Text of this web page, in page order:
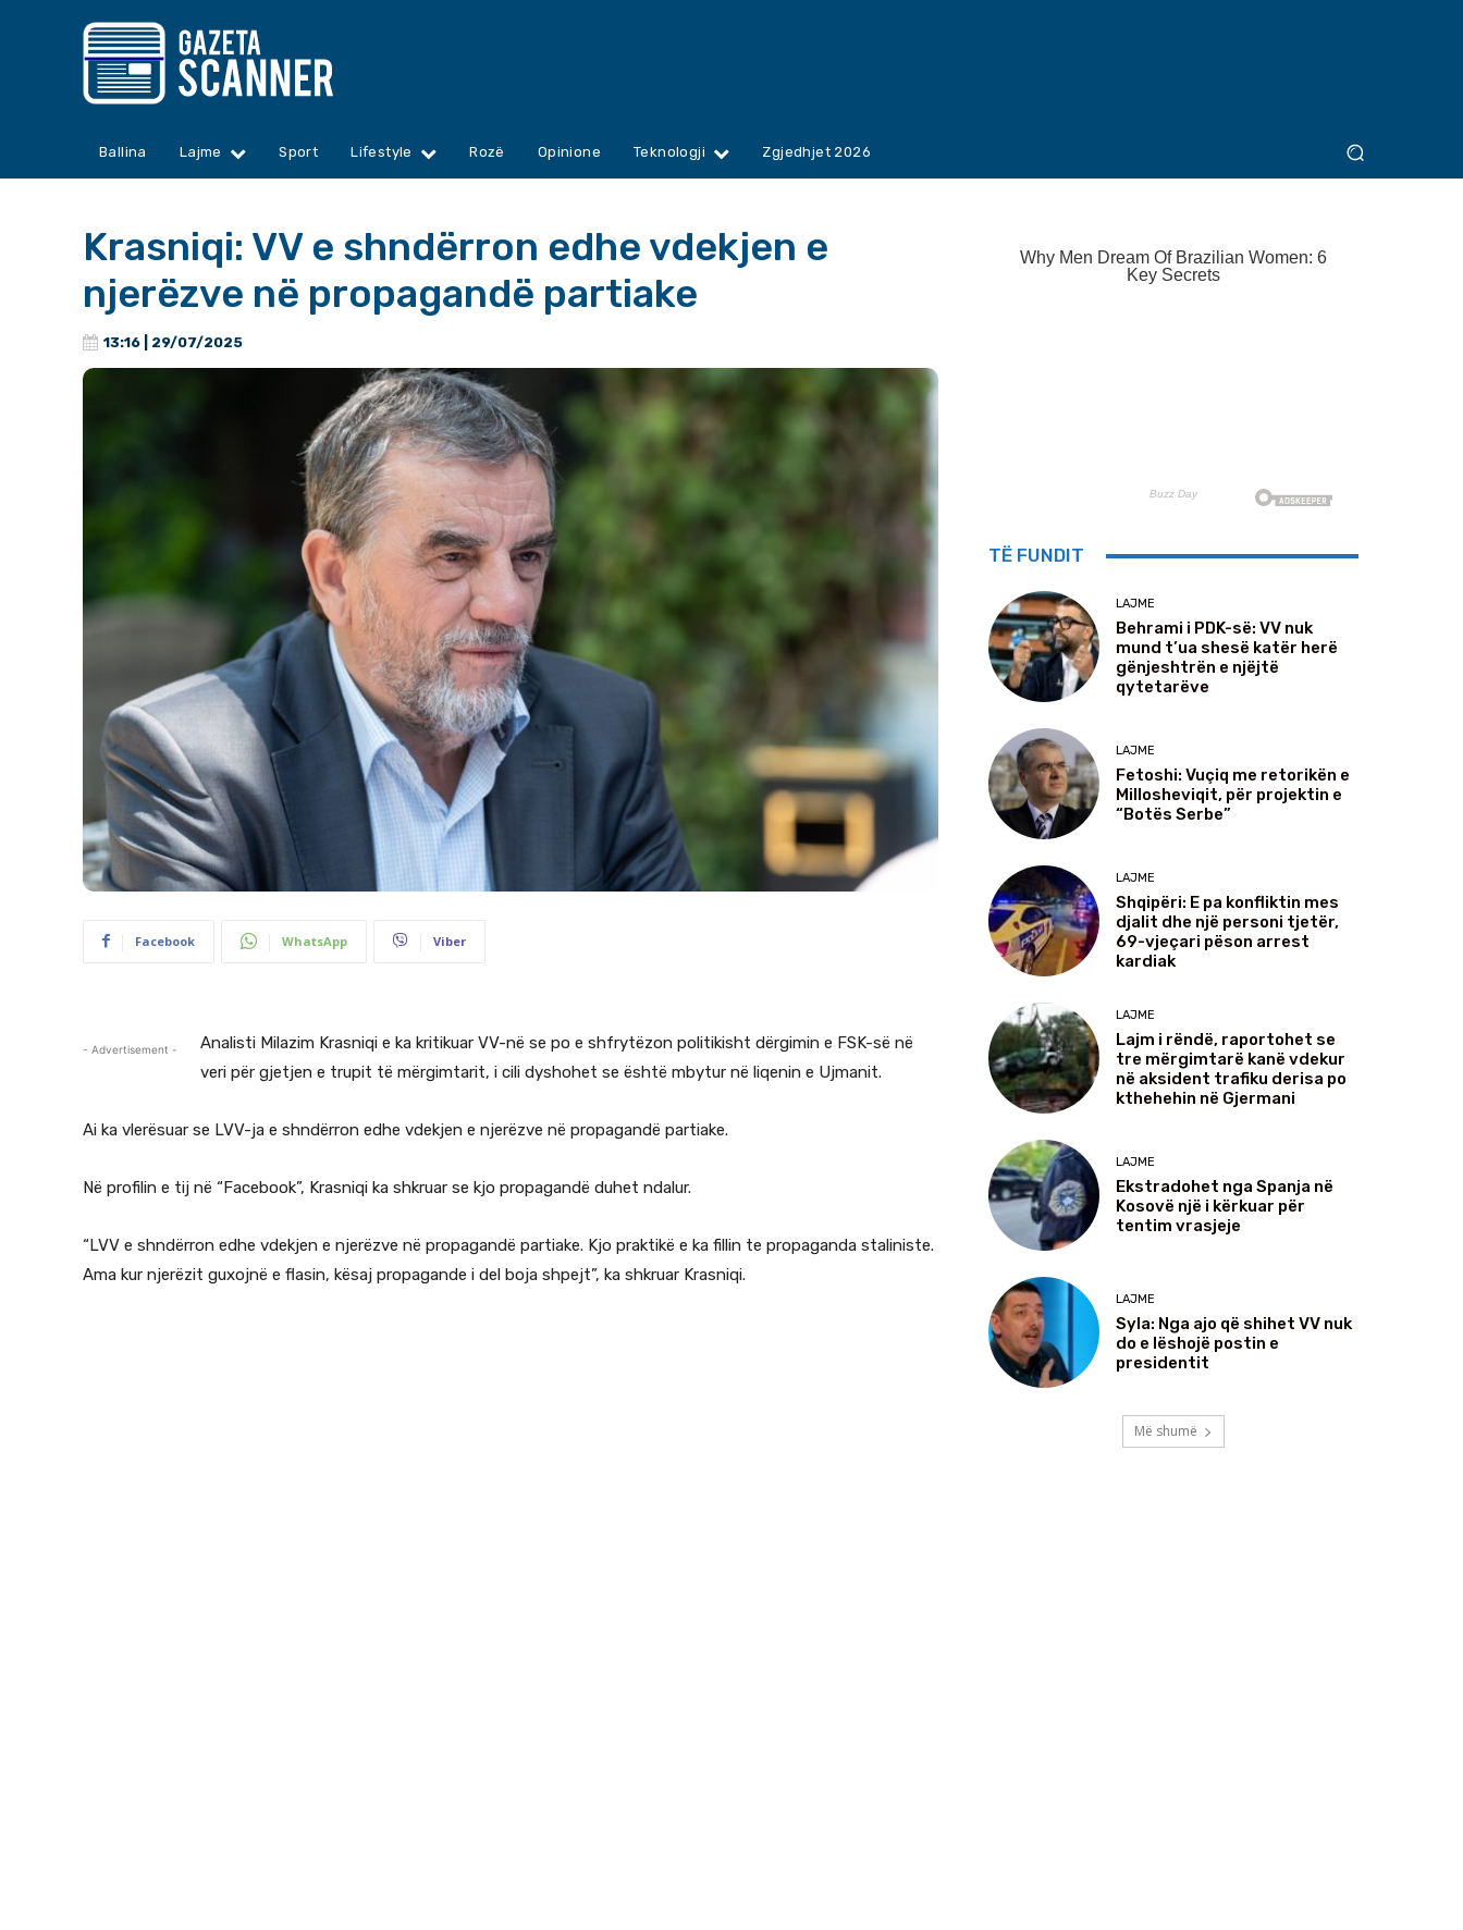
Ballina Lajme Sport Lifestyle Rozë Opinione Teknologji Zgjedhjet 2026
Krasniqi: VV e shndërron edhe vdekjen e
njerëzve në propagandë partiake
13:16 | 29/07/2025
Facebook WhatsApp Viber
- Advertisement -
Analisti Milazim Krasniqi e ka kritikuar VV-në se po e shfrytëzon politikisht dërgimin e FSK-së në
veri për gjetjen e trupit të mërgimtarit, i cili dyshohet se është mbytur në liqenin e Ujmanit.
Ai ka vlerësuar se LVV-ja e shndërron edhe vdekjen e njerëzve në propagandë partiake.
Në profilin e tij në “Facebook”, Krasniqi ka shkruar se kjo propagandë duhet ndalur.
“LVV e shndërron edhe vdekjen e njerëzve në propagandë partiake. Kjo praktikë e ka fillin te propaganda staliniste.
Ama kur njerëzit guxojnë e flasin, kësaj propagande i del boja shpejt”, ka shkruar Krasniqi.
TË FUNDIT
LAJME
Behrami i PDK-së: VV nuk
mund t’ua shesë katër herë
gënjeshtrën e njëjtë
qytetarëve
LAJME
Fetoshi: Vuçiq me retorikën e
Millosheviqit, për projektin e
“Botës Serbe”
LAJME
Shqipëri: E pa konfliktin mes
djalit dhe një personi tjetër,
69-vjeçari pëson arrest
kardiak
LAJME
Lajm i rëndë, raportohet se
tre mërgimtarë kanë vdekur
në aksident trafiku derisa po
kthehehin në Gjermani
LAJME
Ekstradohet nga Spanja në
Kosovë një i kërkuar për
tentim vrasjeje
LAJME
Syla: Nga ajo që shihet VV nuk
do e lëshojë postin e
presidentit
Më shumë